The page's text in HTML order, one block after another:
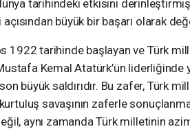
tarihindeki etkisini
büyük bir başarı olarak
1922 tarihinde başlayan ve Türk
Kemal Atatürk’ün liderliğinde
büyük saldırıdır. Bu zafer, Türk
savaşının zaferle
aynı zamanda Türk milletinin